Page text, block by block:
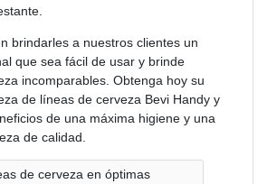
brindarles a nuestros clientes un
que sea fácil de usar y brinde
incomparables. Obtenga hoy su
de líneas de cerveza Bevi Handy y
de una máxima higiene y una
de calidad.
de cerveza en óptimas